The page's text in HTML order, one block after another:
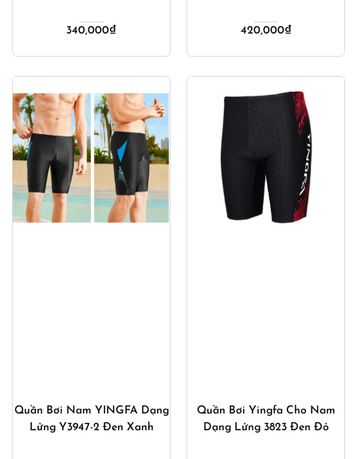
340,000₫ 420,000₫
Quần Bơi Nam YINGFA Dạng
Lửng Y3947-2 Đen Xanh
Quần Bơi Yingfa Cho Nam
Dạng Lửng 3823 Đen Đỏ